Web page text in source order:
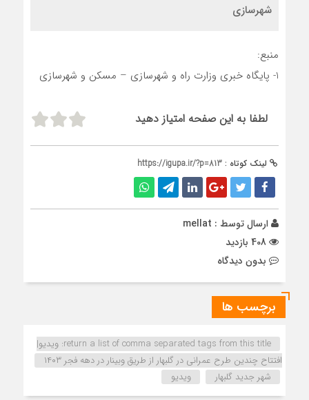
شهرسازی
منبع:
1- پایگاه خبری وزارت راه و شهرسازی – مسکن و شهرسازی
لطفا به این صفحه امتیاز دهید
لینک کوتاه : https://igupa.ir/?p=813
ارسال توسط : mellat
بدون دیدگاه
برچسب ها
return a list of comma separated tags from this title: ویدیو|
افتتاح چندین طرح عمرانی در گلبهار از طریق وبینار در دهه فجر ۱۴۰۳
شهر جدید گلبهار
ویدیو